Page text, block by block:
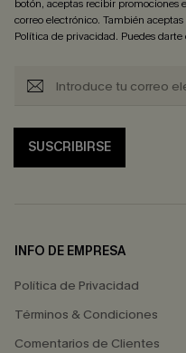
botón, aceptas recibir promociones
correo electrónico. También aceptas
Política de privacidad. Puedes
SUSCRIBIRSE
INFO DE EMPRESA
Política de Privacidad
Términos & Condiciones
Comentarios de Clientes